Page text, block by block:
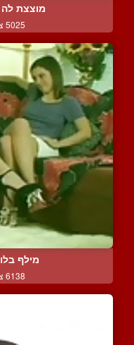
מוצצת
5025 צפיות
מילף
6138 צפיות